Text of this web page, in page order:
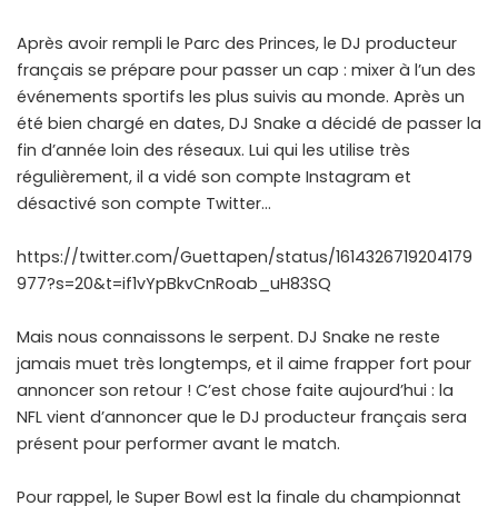
Après avoir rempli le Parc des Princes, le DJ producteur
français se prépare pour passer un cap : mixer à l’un des
événements sportifs les plus suivis au monde. Après un
été bien chargé en dates, DJ Snake a décidé de passer la
fin d’année loin des réseaux. Lui qui les utilise très
régulièrement, il a vidé son compte Instagram et
désactivé son compte Twitter…
https://twitter.com/Guettapen/status/1614326719204179
977?s=20&t=if1vYpBkvCnRoab_uH83SQ
Mais nous connaissons le serpent. DJ Snake ne reste
jamais muet très longtemps, et il aime frapper fort pour
annoncer son retour ! C’est chose faite aujourd’hui : la
NFL vient d’annoncer que le DJ producteur français sera
présent pour performer avant le match.
Pour rappel, le Super Bowl est la finale du championnat